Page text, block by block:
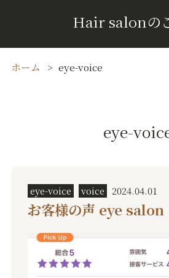
Hair salonの
ホーム eye-voice
eye-
eye-voice voice 2024.04.01
お客様の声 eye salon